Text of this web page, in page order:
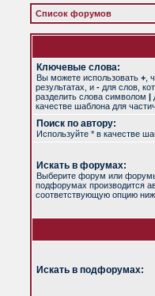
Список форумов
Ключевые слова:
Вы можете использовать + ,
результатах, и - для слов,
разделить слова символом |
качестве шаблона для
Поиск по автору:
Используйте * в качестве
Искать в форумах:
Выберите форум или
подфорумах производится
соответствующую опцию
Искать в подфорумах: